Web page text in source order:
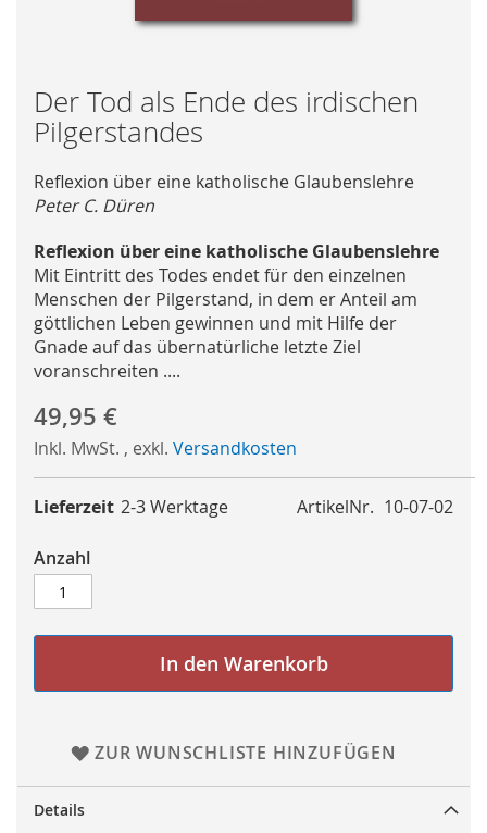
Skip
to
the
of
the
gallery
Der Tod als Ende des irdischen
Pilgerstandes
Reflexion über eine katholische Glaubenslehre
Peter C. Düren
Reflexion über eine katholische Glaubenslehre
Mit Eintritt des Todes endet für den einzelnen
Menschen der Pilgerstand, in dem er Anteil am
göttlichen Leben gewinnen und mit Hilfe der
Gnade auf das übernatürliche letzte Ziel
voranschreiten ....
49,95 €
Inkl. MwSt. , exkl. Versandkosten
ArtikelNr. 10-07-02
Lieferzeit 2-3 Werktage
Anzahl
In den Warenkorb
ZUR WUNSCHLISTE HINZUFÜGEN
Details